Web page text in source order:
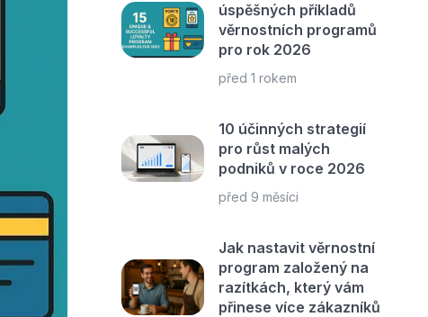
úspěšných příkladů
věrnostních programů
pro rok 2026
před 1 rokem
10 účinných strategií
pro růst malých
podniků v roce 2026
před 9 měsíci
Jak nastavit věrnostní
program založený na
razítkách, který vám
přinese více zákazníků